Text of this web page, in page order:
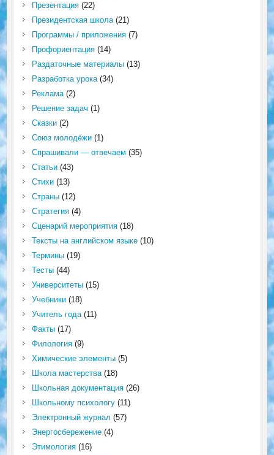
Презентация(22)
Президентская школа(21)
Программы / приложения(7)
Профориентация(14)
Раздаточные материалы(13)
Разработка урока(34)
Реклама(2)
Решение задач (1)
Сказки(2)
Союз молодёжи(1)
Спрашивали — отвечаем (35)
Статьи(43)
Стихи(13)
Страны(12)
Стратегия(4)
Сценарий мероприятия(18)
Тексты на английском языке(10)
Термины(19)
Тесты(44)
Университеты(15)
Учебники(18)
Учитель года(11)
Факты(17)
Филология(9)
Химические элементы(5)
Школа мастерства(18)
Школьная документация(26)
Школьному психологу(11)
Электронный журнал (57)
Энергосбережение(4)
Этимология(16)